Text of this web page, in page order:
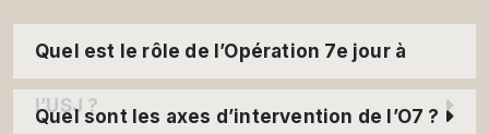
Quel est le rôle de l’Opération 7e jour à
l’USJ ?
Quel sont les axes d’intervention de l’O7 ?